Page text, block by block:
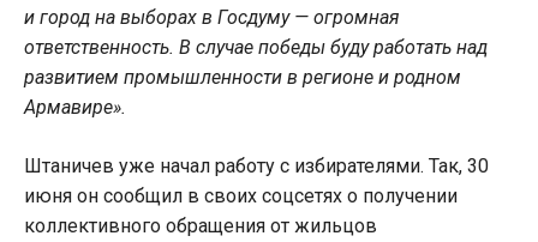
и город на выборах в Госдуму — огромная
ответственность. В случае победы буду работать над
развитием промышленности в регионе и родном
Армавире».
Штаничев уже начал работу с избирателями. Так, 30
июня он сообщил в своих соцсетях о получении
коллективного обращения от жильцов